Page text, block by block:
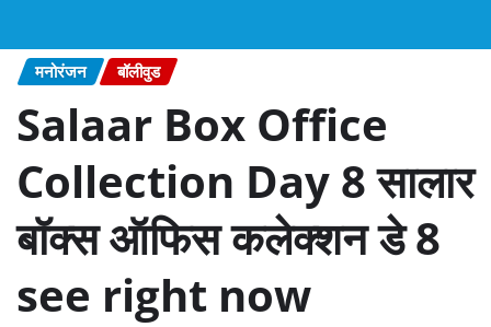
मनोरंजन बॉलीवुड
Salaar Box Office
Collection Day 8 सालार
बॉक्स ऑफिस कलेक्शन डे 8
see right now